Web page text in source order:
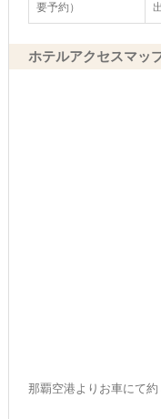
要予約）
ホテルアクセスマッ
那覇空港よりお車にて約